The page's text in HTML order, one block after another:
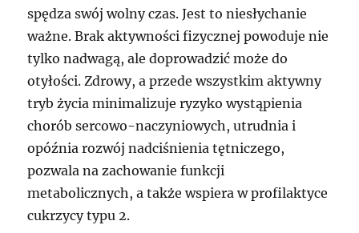
spędza swój wolny czas. Jest to niesłychanie
ważne. Brak aktywności fizycznej powoduje nie
tylko nadwagą, ale doprowadzić może do
otyłości. Zdrowy, a przede wszystkim aktywny
tryb życia minimalizuje ryzyko wystąpienia
chorób sercowo-naczyniowych, utrudnia i
opóźnia rozwój nadciśnienia tętniczego,
pozwala na zachowanie funkcji
metabolicznych, a także wspiera w profilaktyce
cukrzycy typu 2.